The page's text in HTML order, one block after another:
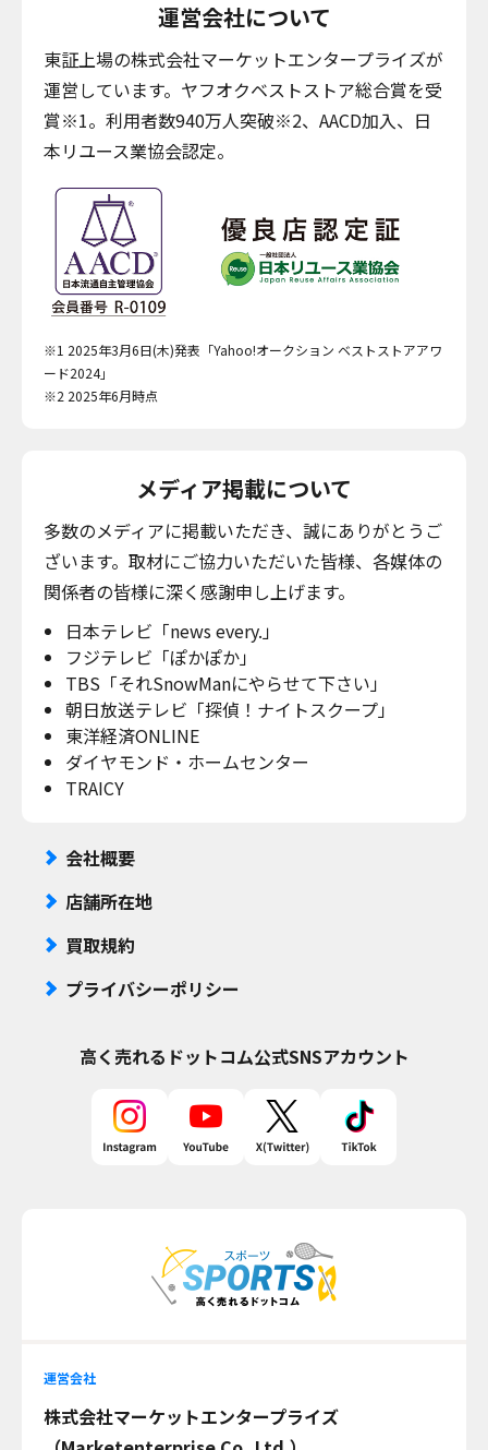
運営会社について
東証上場の株式会社マーケットエンタープライズが
運営しています。ヤフオクベストストア総合賞を受
賞※1。利用者数940万人突破※2、AACD加入、日
本リユース業協会認定。
※1 2025年3月6日(木)発表「Yahoo!オークション ベストストアアワ
ード2024」
※2 2025年6月時点
メディア掲載について
多数のメディアに掲載いただき、誠にありがとうご
ざいます。取材にご協力いただいた皆様、各媒体の
関係者の皆様に深く感謝申し上げます。
日本テレビ「news every.」
フジテレビ「ぽかぽか」
TBS「それSnowManにやらせて下さい」
朝日放送テレビ「探偵！ナイトスクープ」
東洋経済ONLINE
ダイヤモンド・ホームセンター
TRAICY
会社概要
店舗所在地
買取規約
プライバシーポリシー
高く売れるドットコム公式SNSアカウント
運営会社
株式会社マーケットエンタープライズ